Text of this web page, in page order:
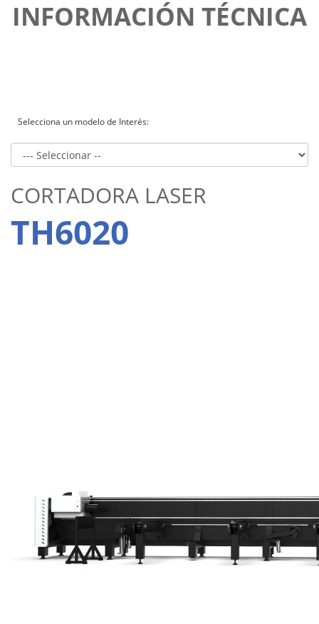
INFORMACIÓN TÉCNICA
Selecciona un modelo de Interés:
CORTADORA LASER
TH6020